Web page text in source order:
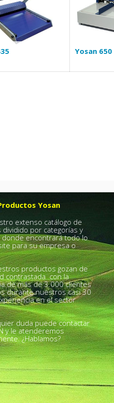
Yosan 650
Yosan
extenso catálogo de
por categorías y
donde encontrará todo lo
para su empresa o
productos gozan de
contrastada con la
de más de 3.000 clientes
durante nuestros casi 30
en el sector
duda puede contactar
y le atenderemos
¿Hablamos?